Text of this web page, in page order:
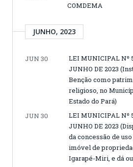
COMDEMA
JUNHO, 2023
JUN 30
LEI MUNICIPAL Nº
JUNHO DE 2023
Benção como
religioso, no
Estado do Pará)
JUN 30
LEI MUNICIPAL Nº
JUNHO DE 2023
da concessão de
imóvel de
Igarapé-Miri, e dá